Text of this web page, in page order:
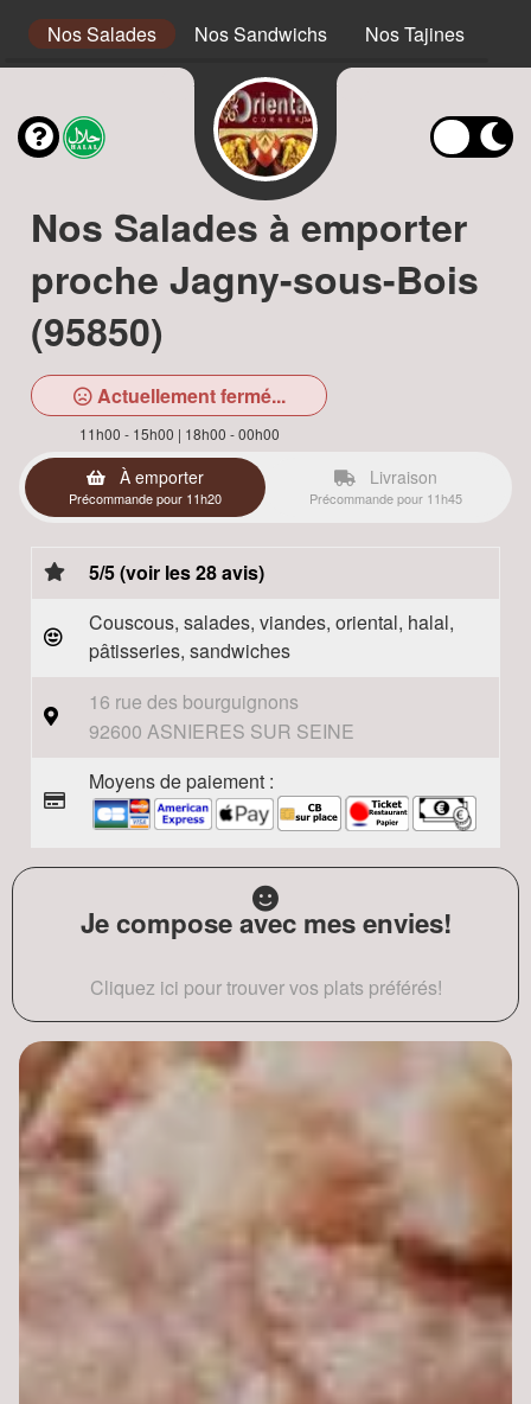
Nos Salades Nos Sandwichs Nos Tajines
Nos Salades à emporter
proche Jagny-sous-Bois
(95850)
Actuellement fermé...
11h00 - 15h00 | 18h00 - 00h00
À emporter
Précommande pour 11h20
Livraison
Précommande pour 11h45
5/5 (voir les 28 avis)
Couscous, salades, viandes, oriental, halal,
pâtisseries, sandwiches
16 rue des bourguignons
92600 ASNIERES SUR SEINE
Moyens de paiement :
Je compose avec mes envies!
Cliquez ici pour trouver vos plats préférés!